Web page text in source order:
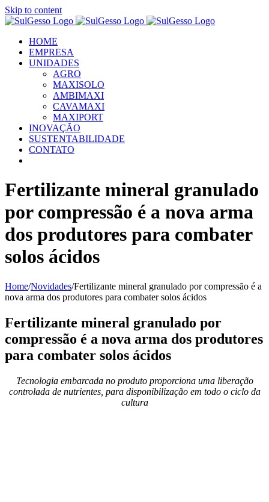
Skip to content
HOME
EMPRESA
UNIDADES
AGRO
MAXISOLO
AMBIMAXI
CAVAMAXI
MAXIPORT
INOVAÇÃO
SUSTENTABILIDADE
CONTATO
Fertilizante mineral granulado
por compressão é a nova arma
dos produtores para combater
solos ácidos
Home/Novidades/Fertilizante mineral granulado por compressão é a
nova arma dos produtores para combater solos ácidos
Fertilizante mineral granulado por
compressão é a nova arma dos produtores
para combater solos ácidos
Tecnologia embarcada no produto proporciona uma liberação
controlada de nutrientes, para disponibilização em todo o ciclo da
cultura